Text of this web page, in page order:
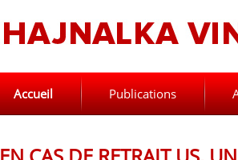
Accueil Publications